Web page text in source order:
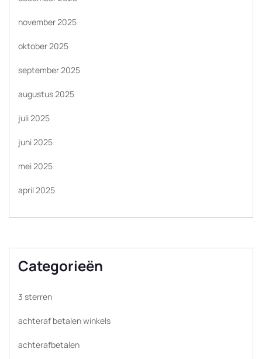
november 2025
oktober 2025
september 2025
augustus 2025
juli 2025
juni 2025
mei 2025
april 2025
Categorieën
3 sterren
achteraf betalen winkels
achterafbetalen